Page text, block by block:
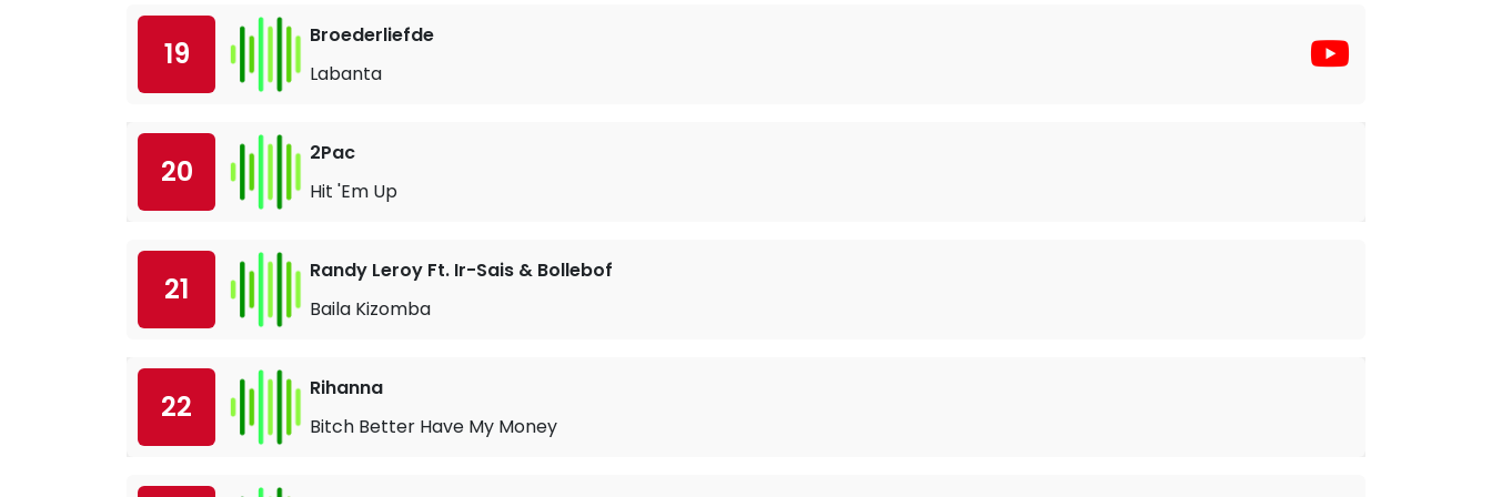
19
Broederliefde
Labanta
20
2Pac
Hit 'Em Up
21
Randy Leroy Ft. Ir-Sais & Bollebof
Baila Kizomba
22
Rihanna
Bitch Better Have My Money